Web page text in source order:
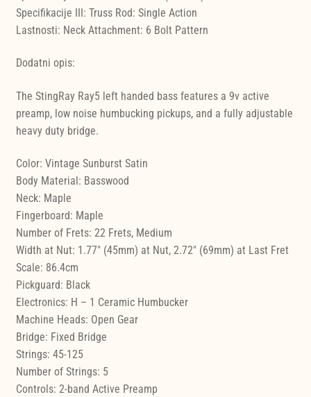
Specifikacije III: Truss Rod: Single Action
Lastnosti: Neck Attachment: 6 Bolt Pattern
Dodatni opis:
The StingRay Ray5 left handed bass features a 9v active
preamp, low noise humbucking pickups, and a fully adjustable
heavy duty bridge.
Color: Vintage Sunburst Satin
Body Material: Basswood
Neck: Maple
Fingerboard: Maple
Number of Frets: 22 Frets, Medium
Width at Nut: 1.77" (45mm) at Nut, 2.72" (69mm) at Last Fret
Scale: 86.4cm
Pickguard: Black
Electronics: H – 1 Ceramic Humbucker
Machine Heads: Open Gear
Bridge: Fixed Bridge
Strings: 45-125
Number of Strings: 5
Controls: 2-band Active Preamp